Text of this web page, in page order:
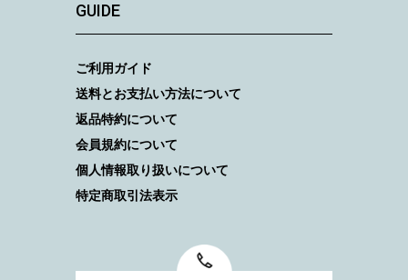
GUIDE
ご利用ガイド
送料とお支払い方法について
返品特約について
会員規約について
個人情報取り扱いについて
特定商取引法表示